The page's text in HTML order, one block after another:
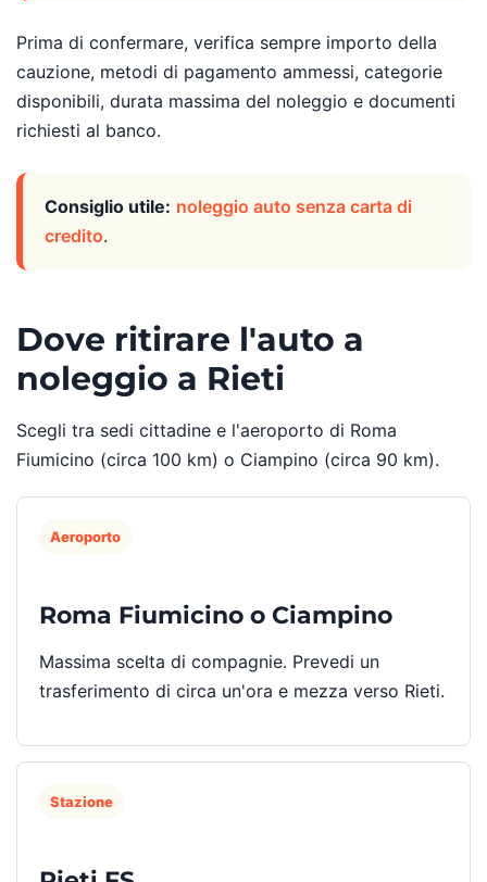
Prima di confermare, verifica sempre importo della
cauzione, metodi di pagamento ammessi, categorie
disponibili, durata massima del noleggio e documenti
richiesti al banco.
Consiglio utile: noleggio auto senza carta di
credito.
Dove ritirare l'auto a
noleggio a Rieti
Scegli tra sedi cittadine e l'aeroporto di Roma
Fiumicino (circa 100 km) o Ciampino (circa 90 km).
Aeroporto
Roma Fiumicino o Ciampino
Massima scelta di compagnie. Prevedi un
trasferimento di circa un'ora e mezza verso Rieti.
Stazione